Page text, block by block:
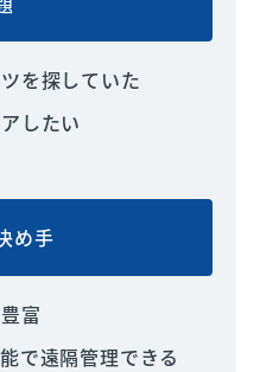
を探していた
したい
め手
富
で遠隔管理できる